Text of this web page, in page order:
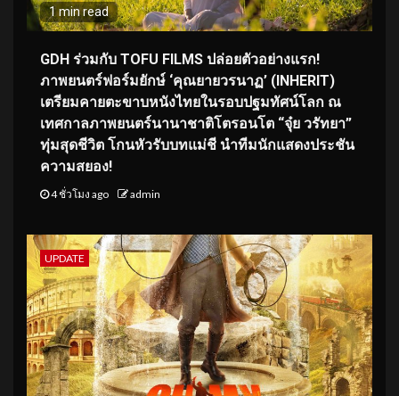
1 min read
GDH ร่วมกับ TOFU FILMS ปล่อยตัวอย่างแรก!
ภาพยนตร์ฟอร์มยักษ์ ‘คุณยายวรนาฏ’ (INHERIT)
เตรียมคายตะขาบหนังไทยในรอบปฐมทัศน์โลก ณ
เทศกาลภาพยนตร์นานาชาติโตรอนโต “จุ๋ย วรัทยา”
ทุ่มสุดชีวิต โกนหัวรับบทแม่ชี นำทีมนักแสดงประชัน
ความสยอง!
4 ชั่วโมง ago admin
UPDATE